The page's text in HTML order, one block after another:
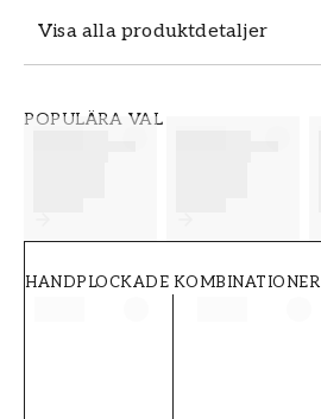
Visa alla produktdetaljer
POPULÄRA VAL
HANDPLOCKADE KOMBINATIONER